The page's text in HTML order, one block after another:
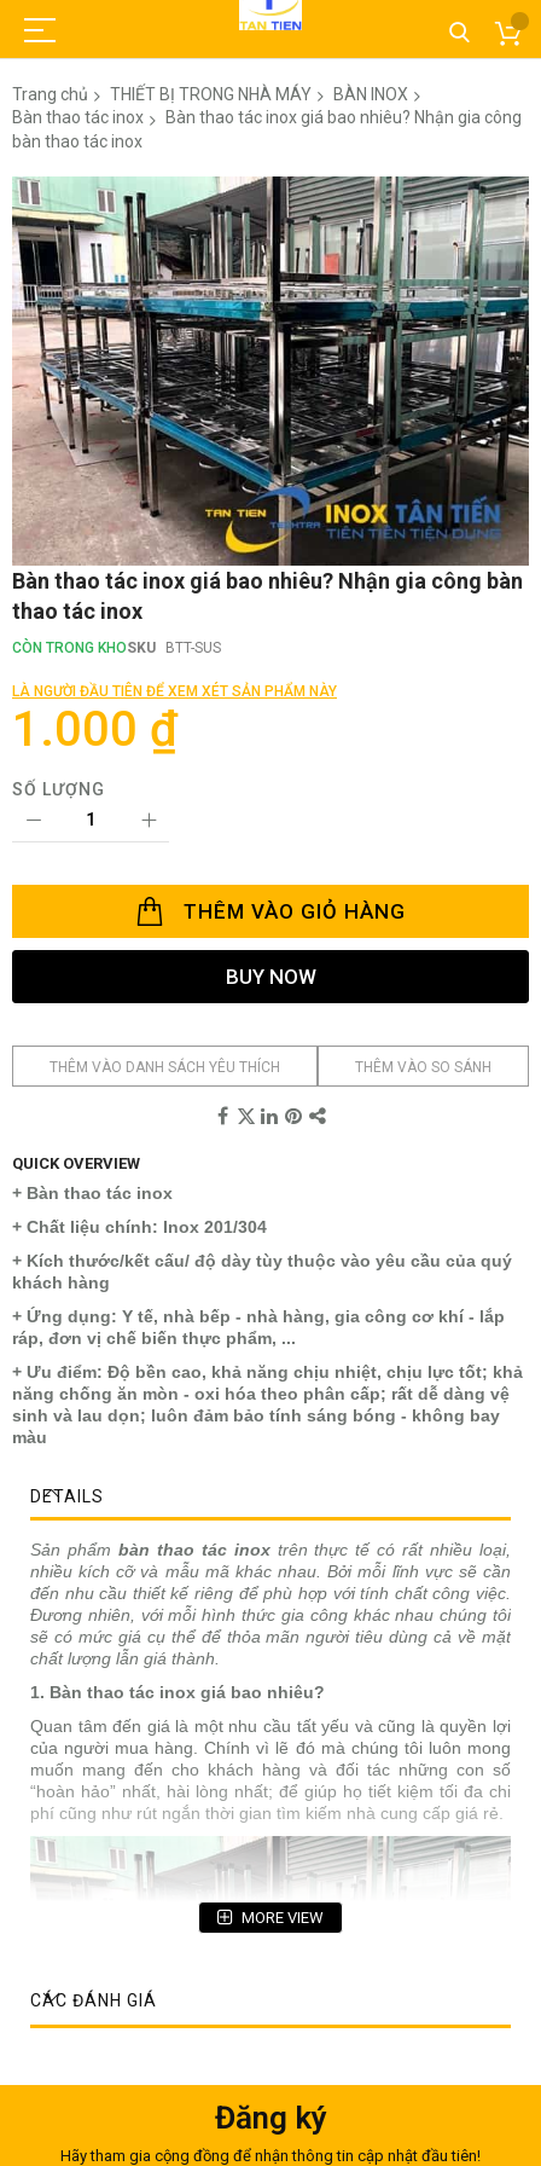
Trang chủ THIẾT BỊ TRONG NHÀ MÁY
BÀN INOX
Bàn thao tác inox
Bàn thao tác inox giá bao nhiêu? Nhận gia công
bàn thao tác inox
Chuyển
đến
phần
đầu
của
thư
viện
hình
ảnh
Chuyển
đến
phần
đầu
của
viện
hình
Bàn thao tác inox giá bao nhiêu? Nhận gia công bàn
thao tác inox
CÒN TRONG KHOSKU BTT-SUS
LÀ NGƯỜI ĐẦU TIÊN ĐỂ XEM XÉT SẢN PHẨM NÀY
1.000 ₫
SỐ LƯỢNG
THÊM VÀO GIỎ HÀNG
BUY NOW
THÊM VÀO DANH SÁCH YÊU THÍCH THÊM VÀO SO SÁNH
QUICK OVERVIEW
+ Bàn thao tác inox
+ Chất liệu chính: Inox 201/304
+ Kích thước/kết cấu/ độ dày tùy thuộc vào yêu cầu của quý
khách hàng
+ Ứng dụng: Y tế, nhà bếp - nhà hàng, gia công cơ khí - lắp
ráp, đơn vị chế biến thực phẩm, ...
+ Ưu điểm: Độ bền cao, khả năng chịu nhiệt, chịu lực tốt; khả
năng chống ăn mòn - oxi hóa theo phân cấp; rất dễ dàng vệ
sinh và lau dọn; luôn đảm bảo tính sáng bóng - không bay
màu
DETAILS
Sản phẩm bàn thao tác inoxtrên thực tế có rất nhiều loại,
nhiều kích cỡ và mẫu mã khác nhau. Bởi mỗi lĩnh vực sẽ cần
đến nhu cầu thiết kế riêng để phù hợp với tính chất công việc.
Đương nhiên, với mỗi hình thức gia công khác nhau chúng tôi
sẽ có mức giá cụ thể để thỏa mãn người tiêu dùng cả về mặt
chất lượng lẫn giá thành.
1. Bàn thao tác inox giá bao nhiêu?
Quan tâm đến giá là một nhu cầu tất yếu và cũng là quyền lợi
của người mua hàng. Chính vì lẽ đó mà chúng tôi luôn mong
muốn mang đến cho khách hàng và đối tác những con số
“hoàn hảo” nhất, hài lòng nhất; để giúp họ tiết kiệm tối đa chi
phí cũng như rút ngắn thời gian tìm kiếm nhà cung cấp giá rẻ.
MORE VIEW
CÁC ĐÁNH GIÁ
Đăng ký
Hãy tham gia cộng đồng để nhận thông tin cập nhật đầu tiên!